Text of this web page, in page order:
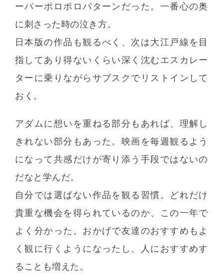
ーパーポロポロパターンだった。一番心の奥
に刺さった時の泣き方。
日本版の作品も観るべく、次は大江戸線を目
指してあり得ないくらい深く沈むエスカレー
ターに乗りながらサブスクでリストインして
おく。
アダムに想いを重ねる部分もあれば、理解し
きれない部分もあった。映画を毎週観るよう
になって共感だけが寄り添う手段ではないの
だなと学んだ。
自分では選ばない作品を観る習慣。どれだけ
貴重な機会を得られているのか、この一年で
よく分かった。おかげで友達のおすすめもよ
く観に行くようになったし、人におすすめす
ることも増えた。